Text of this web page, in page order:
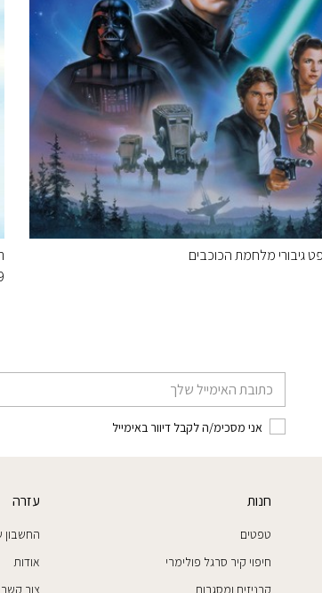
גיבורי מלחמת הכוכבים
אני מסכימ/ה לקבל דיוור באימייל
חנות
טפטים
חיפוי קיר סרגל פולימרי
קרניזים ומסגרות
עזרה
החשבון
אודות
צור קשר